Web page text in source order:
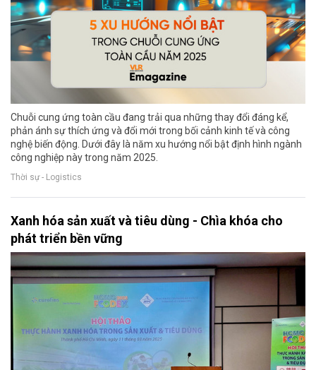
Chuỗi cung ứng toàn cầu đang trải qua những thay đổi đáng kể,
phản ánh sự thích ứng và đổi mới trong bối cảnh kinh tế và công
nghệ biến động. Dưới đây là năm xu hướng nổi bật định hình ngành
công nghiệp này trong năm 2025.
Thời sự - Logistics
Xanh hóa sản xuất và tiêu dùng - Chìa khóa cho
phát triển bền vững